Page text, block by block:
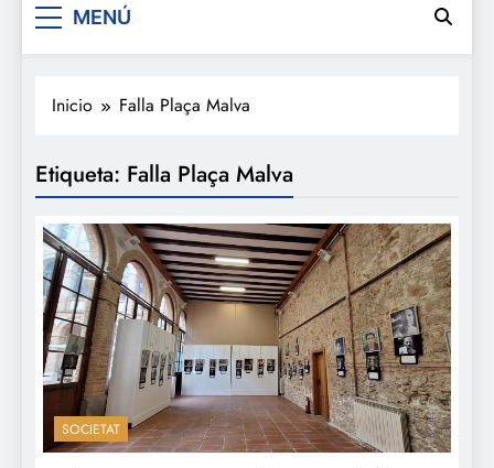
MENÚ
Inicio Falla Plaça Malva
Etiqueta: Falla Plaça Malva
SOCIETAT